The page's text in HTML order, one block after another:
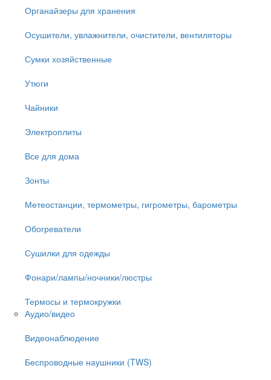
Органайзеры для хранения
Осушители, увлажнители, очистители, вентиляторы
Сумки хозяйственные
Утюги
Чайники
Электроплиты
Все для дома
Зонты
Метеостанции, термометры, гигрометры, барометры
Обогреватели
Сушилки для одежды
Фонари/лампы/ночники/люстры
Термосы и термокружки
Аудио/видео
Видеонаблюдение
Беспроводные наушники (TWS)